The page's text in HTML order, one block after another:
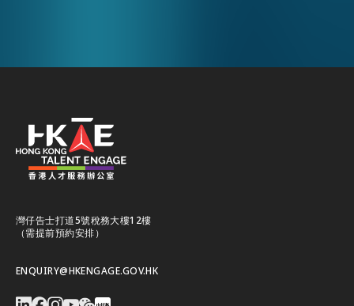
聯絡我們
灣仔告士打道5號稅務大樓12樓
（需提前預約安排）
ENQUIRY@HKENGAGE.GOV.HK